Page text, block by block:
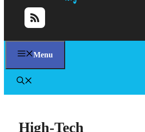
Menu
High-Tech